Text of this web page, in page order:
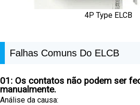
4P Type ELCB
Falhas Comuns Do ELCB
01: Os contatos não podem ser
manualmente.
Análise da causa: